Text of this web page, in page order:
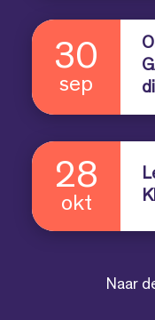
30
sep
28
okt
Naar